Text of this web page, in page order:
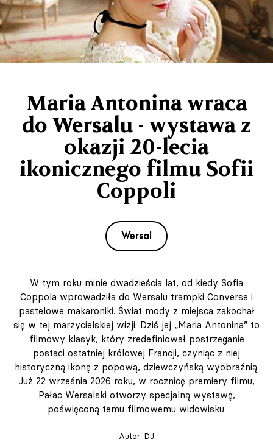
Maria Antonina wraca
do Wersalu - wystawa z
okazji 20-lecia
ikonicznego filmu Sofii
Coppoli
Wersal
W tym roku minie dwadzieścia lat, od kiedy Sofia
Coppola wprowadziła do Wersalu trampki Converse i
pastelowe makaroniki. Świat mody z miejsca zakochał
się w tej marzycielskiej wizji. Dziś jej „Maria Antonina” to
filmowy klasyk, który zredefiniował postrzeganie
postaci ostatniej królowej Francji, czyniąc z niej
historyczną ikonę z popową, dziewczyńską wyobraźnią.
Już 22 września 2026 roku, w rocznicę premiery filmu,
Pałac Wersalski otworzy specjalną wystawę,
poświęconą temu filmowemu widowisku.
Autor: DJ